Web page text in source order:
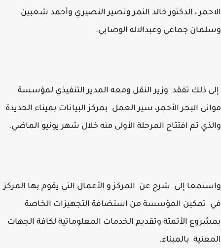
، الدكتور خالد النمر ونصير النصيري وأحمد شعبين
جماعي وعبدالاله الوصابي.
ذلك تفقد وزير النقل ومعه المدير التنفيذي لمؤسسة
البحر الأحمر، سير العمل بمركز البيانات بميناء الحديدة
تم افتتاح المرحلة الأولى منه خلال شهر يونيو الماضي.
إلى شرح عن المركز و الأعمال التي يقوم بها المركز
تمكين المؤسسة من استضافة التجهيزات الخاصة
الأتمتة وتقديم الخدمات المعلوماتية لكافة الجهات
بالميناء.